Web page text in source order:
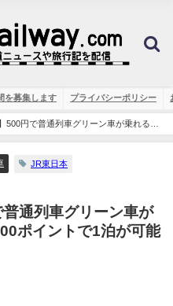
を募集します プライバシーポリシー
500円で普通列車グリーン車が乗れる
JR東日本
普通列車グリーン車が
ポイントで1泊が可能